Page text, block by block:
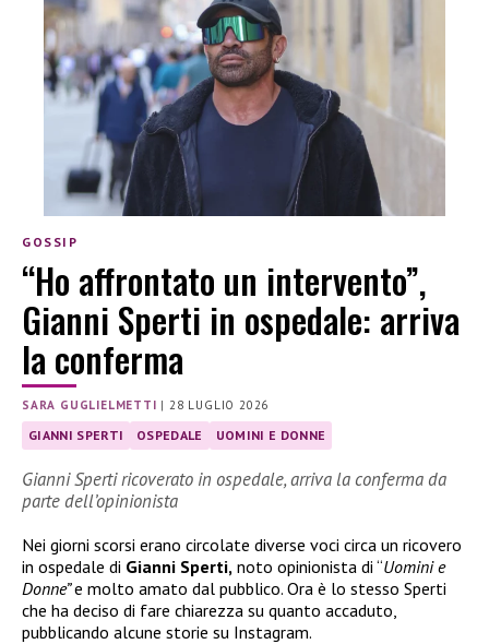
GOSSIP
“Ho affrontato un intervento”,
Gianni Sperti in ospedale: arriva
la conferma
SARA GUGLIELMETTI | 28 LUGLIO 2026
GIANNI SPERTI OSPEDALE UOMINI E DONNE
Gianni Sperti ricoverato in ospedale, arriva la conferma da
parte dell’opinionista
Nei giorni scorsi erano circolate diverse voci circa un ricovero
in ospedale di Gianni Sperti, noto opinionista di “Uomini e
Donne”e molto amato dal pubblico. Ora è lo stesso Sperti
che ha deciso di fare chiarezza su quanto accaduto,
pubblicando alcune storie su Instagram.